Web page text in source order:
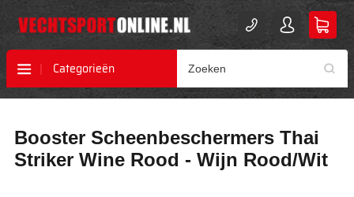
Categorieën
naar
het
einde
naar
het
begin
Booster Scheenbeschermers Thai
Striker Wine Rood - Wijn Rood/Wit